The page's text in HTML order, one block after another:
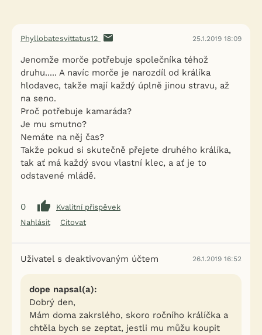
Phyllobatesvittatus12 25.1.2019 18:09
Jenomže morče potřebuje společníka téhož
druhu..... A navíc morče je narozdíl od králíka
hlodavec, takže mají každý úplně jinou stravu, až
na seno.
Proč potřebuje kamaráda?
Je mu smutno?
Nemáte na něj čas?
Takže pokud si skutečně přejete druhého králíka,
tak ať má každý svou vlastní klec, a ať je to
odstavené mládě.
0
Kvalitní příspěvek
Nahlásit
Citovat
Uživatel s deaktivovaným účtem 26.1.2019 16:52
dope napsal(a):
Dobrý den,
Mám doma zakrslého, skoro ročního králíčka a
chtěla bych se zeptat, jestli mu můžu koupit